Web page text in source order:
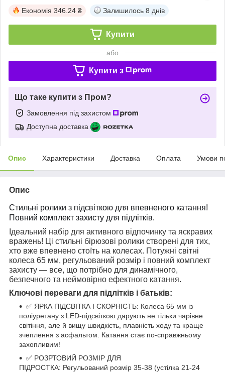
Економія 346.24 ₴ Залишилось 8 днів
Купити
або
Купити з
Що таке купити з Пром?
Замовлення під захистом
Доступна доставка
Опис Характеристики Доставка Оплата Умови
Опис
Стильні ролики з підсвіткою для впевненого катання!
Повний комплект захисту для підлітків.
Ідеальний набір для активного відпочинку та яскравих
вражень! Ці стильні бірюзові ролики створені для тих,
хто вже впевнено стоїть на колесах. Потужні світні
колеса 65 мм, регульований розмір і повний комплект
захисту — все, що потрібно для динамічного,
безпечного та неймовірно ефектного катання.
Ключові переваги для підлітків і батьків:
✅ ЯРКА ПІДСВІТКА І СКОРНІСТЬ: Колеса 65 мм із
поліуретану з LED-підсвіткою дарують не тільки чарівне
світіння, але й вищу швидкість, плавність ходу та краще
зчеплення з асфальтом. Катання стає по-справжньому
захопливим!
✅ РОЗРТОВИЙ РОЗМІР ДЛЯ
ПІДРОСТКА: Регульований розмір 35-38 (устілка 21-24